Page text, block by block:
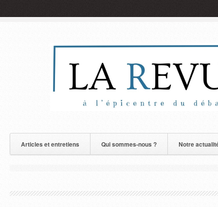
Articles et entretiens Qui sommes-nous ? Notre